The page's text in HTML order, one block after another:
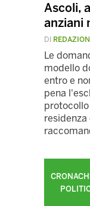
Ascoli,
anziani
DI
Le
modello
entro e
pena